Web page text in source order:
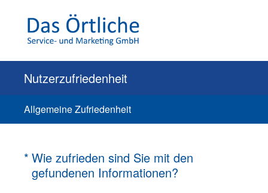
Nutzerzufriedenheit
Allgemeine Zufriedenheit
* Wie zufrieden sind Sie mit den
gefundenen Informationen?
(Erforderlich.)